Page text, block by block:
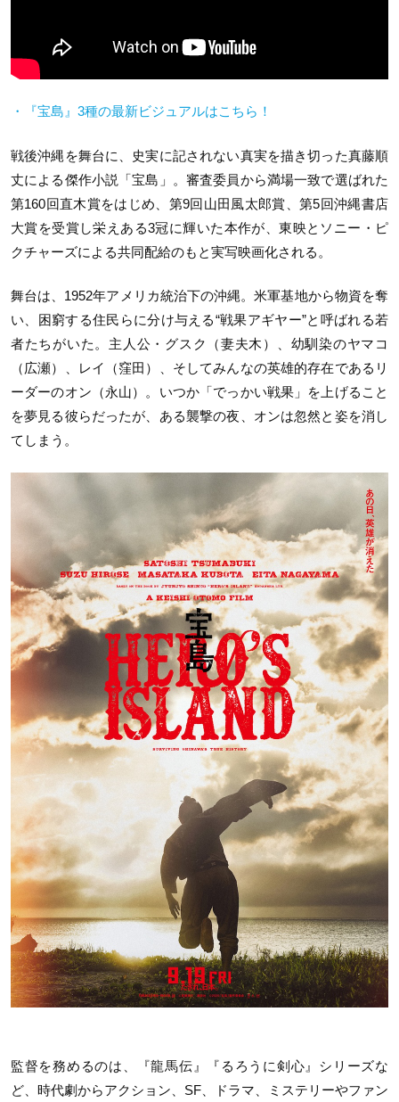
・『宝島』3種の最新ビジュアルはこちら！
戦後沖縄を舞台に、史実に記されない真実を描き切った真藤順
丈による傑作小説「宝島」。審査委員から満場一致で選ばれた
第160回直木賞をはじめ、第9回山田風太郎賞、第5回沖縄書店
大賞を受賞し栄えある3冠に輝いた本作が、東映とソニー・ピ
クチャーズによる共同配給のもと実写映画化される。
舞台は、1952年アメリカ統治下の沖縄。米軍基地から物資を奪
い、困窮する住民らに分け与える“戦果アギヤー”と呼ばれる若
者たちがいた。主人公・グスク（妻夫木）、幼馴染のヤマコ
（広瀬）、レイ（窪田）、そしてみんなの英雄的存在であるリ
ーダーのオン（永山）。いつか「でっかい戦果」を上げること
を夢見る彼らだったが、ある襲撃の夜、オンは忽然と姿を消し
てしまう。
監督を務めるのは、『龍馬伝』『るろうに剣心』シリーズな
ど、時代劇からアクション、SF、ドラマ、ミステリーやファン